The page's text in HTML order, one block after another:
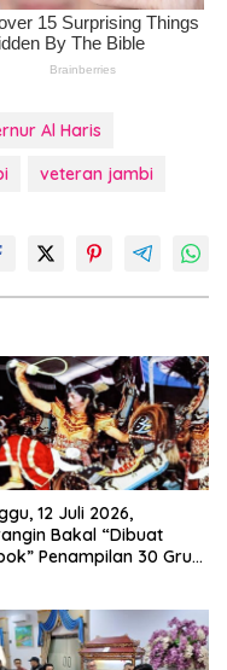
Al Haris
veteran jambi
12 Juli 2026,
Bakal “Dibuat
Penampilan 30 Grup